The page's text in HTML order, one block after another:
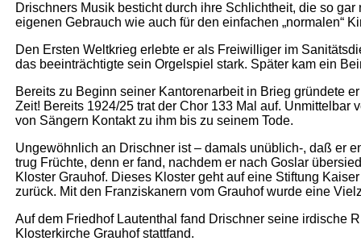
Drischners Musik besticht durch ihre Schlichtheit, die so
eigenen Gebrauch wie auch für den einfachen „normalen“
Den Ersten Weltkrieg erlebte er als Freiwilliger im
das beeinträchtigte sein Orgelspiel stark. Später kam ein
Bereits zu Beginn seiner Kantorenarbeit in Brieg gründete
Zeit! Bereits 1924/25 trat der Chor 133 Mal auf.
von Sängern Kontakt zu ihm bis zu seinem Tode.
Ungewöhnlich an Drischner ist – damals unüblich-, daß er
trug Früchte, denn er fand, nachdem er nach Goslar
Kloster Grauhof. Dieses Kloster geht auf eine Stiftung
zurück. Mit den Franziskanern vom Grauhof wurde eine
Auf dem Friedhof Lautenthal fand Drischner seine irdische
Klosterkirche Grauhof stattfand.